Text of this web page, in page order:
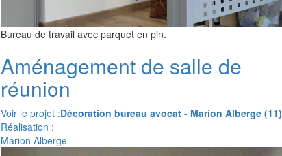
Bureau de travail avec parquet en pin.
Aménagement de salle de
réunion
Voir le projet :Décoration bureau avocat - Marion Alberge (11)
Réalisation :
Marion Alberge